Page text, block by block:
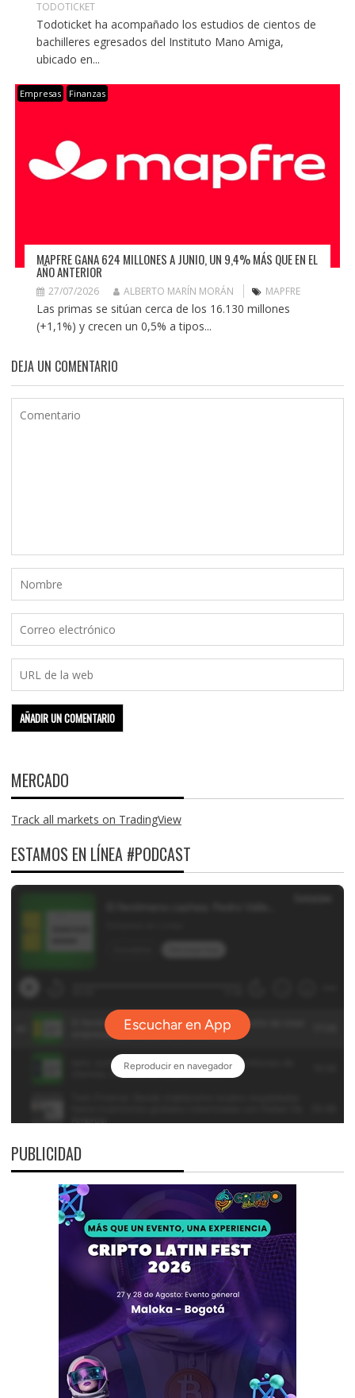
TODOTICKET
Todoticket ha acompañado los estudios de cientos de
bachilleres egresados del Instituto Mano Amiga,
ubicado en...
Empresas Finanzas
MAPFRE GANA 624 MILLONES A JUNIO, UN 9,4% MÁS QUE EN EL
AÑO ANTERIOR
27/07/2026 ALBERTO MARÍN MORÁN MAPFRE
Las primas se sitúan cerca de los 16.130 millones
(+1,1%) y crecen un 0,5% a tipos...
DEJA UN COMENTARIO
MERCADO
Track all markets on TradingView
ESTAMOS EN LÍNEA #PODCAST
PUBLICIDAD